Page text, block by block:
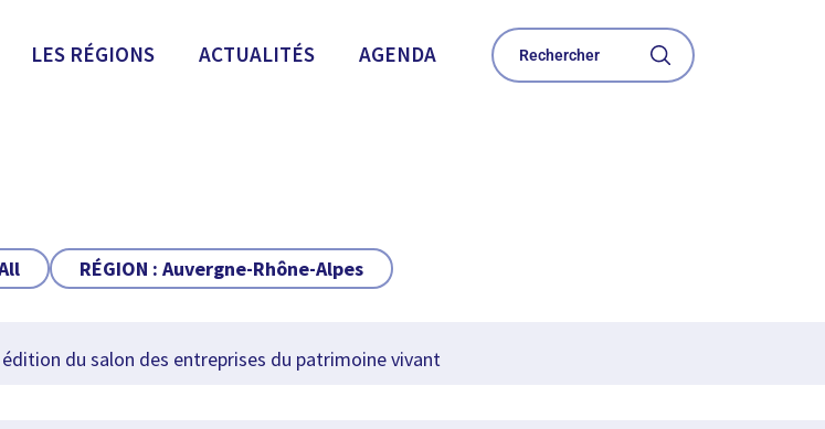
LES RÉGIONS ACTUALITÉS AGENDA
RÉGION : Auvergne-Rhône-Alpes
du salon des entreprises du patrimoine vivant